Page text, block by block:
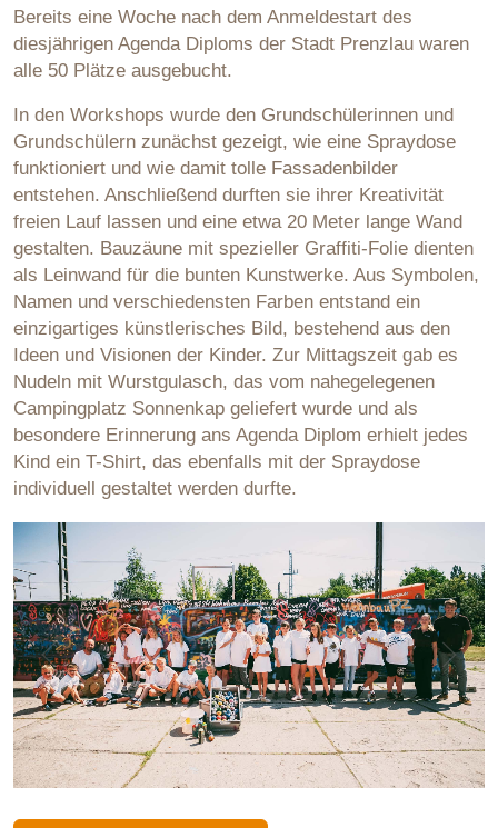
Bereits eine Woche nach dem Anmeldestart des
diesjährigen Agenda Diploms der Stadt Prenzlau waren
alle 50 Plätze ausgebucht.
In den Workshops wurde den Grundschülerinnen und
Grundschülern zunächst gezeigt, wie eine Spraydose
funktioniert und wie damit tolle Fassadenbilder
entstehen. Anschließend durften sie ihrer Kreativität
freien Lauf lassen und eine etwa 20 Meter lange Wand
gestalten. Bauzäune mit spezieller Graffiti-Folie dienten
als Leinwand für die bunten Kunstwerke. Aus Symbolen,
Namen und verschiedensten Farben entstand ein
einzigartiges künstlerisches Bild, bestehend aus den
Ideen und Visionen der Kinder. Zur Mittagszeit gab es
Nudeln mit Wurstgulasch, das vom nahegelegenen
Campingplatz Sonnenkap geliefert wurde und als
besondere Erinnerung ans Agenda Diplom erhielt jedes
Kind ein T-Shirt, das ebenfalls mit der Spraydose
individuell gestaltet werden durfte.